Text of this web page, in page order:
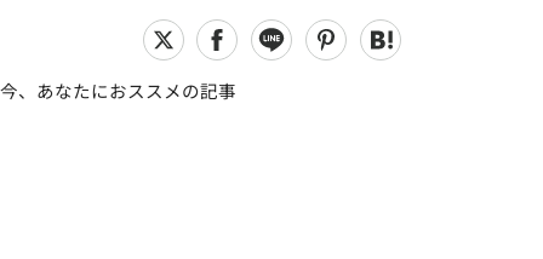
今、あなたにおススメの記事